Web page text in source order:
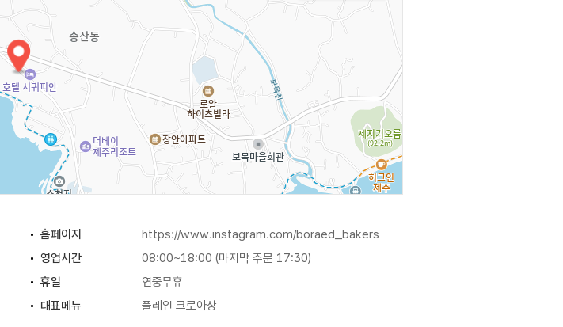
홈페이지
https://www.instagram.com/boraed_bakers
영업시간
08:00~18:00 (마지막 주문 17:30)
휴일
연중무휴
대표메뉴
플레인 크로아상